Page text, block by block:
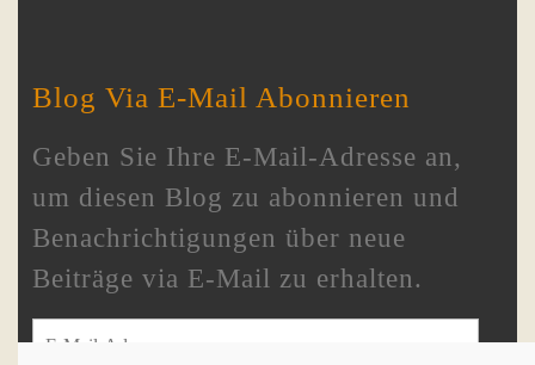
Blog Via E-Mail Abonnieren
Geben Sie Ihre E-Mail-Adresse an,
um diesen Blog zu abonnieren und
Benachrichtigungen über neue
Beiträge via E-Mail zu erhalten.
E-Mail-Adresse